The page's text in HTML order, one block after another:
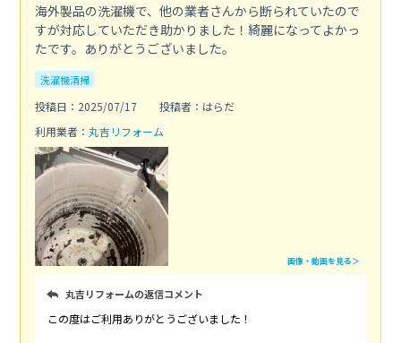
海外製品の洗濯機で、他の業者さんから断られていたので
すが対応していただき助かりました！綺麗になってよかっ
たです。ありがとうございました。
洗濯機清掃
投稿日：2025/07/17
投稿者：はらだ
利用業者： 丸吉リフォーム
画像・動画を見る＞
丸吉リフォームの返信コメント
この度はご利用ありがとうございました！